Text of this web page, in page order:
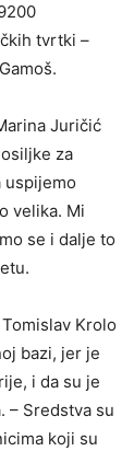
tvrtki –
Juričić
za
uspijemo
velika. Mi
se i dalje to
Krolo
bazi, jer je
i da su je
– Sredstva su
koji su